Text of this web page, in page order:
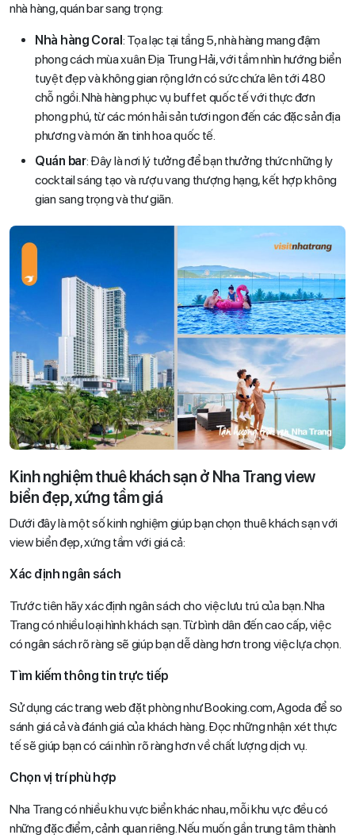
nhà hàng, quán bar sang trọng:
Nhà hàng Coral: Tọa lạc tại tầng 5, nhà hàng mang đậm
phong cách mùa xuân Địa Trung Hải, với tầm nhìn hướng biển
tuyệt đẹp và không gian rộng lớn có sức chứa lên tới 480
chỗ ngồi. Nhà hàng phục vụ buffet quốc tế với thực đơn
phong phú, từ các món hải sản tươi ngon đến các đặc sản địa
phương và món ăn tinh hoa quốc tế.
Quán bar: Đây là nơi lý tưởng để bạn thưởng thức những ly
cocktail sáng tạo và rượu vang thượng hạng, kết hợp không
gian sang trọng và thư giãn.
Kinh nghiệm thuê khách sạn ở Nha Trang view
biển đẹp, xứng tầm giá
Dưới đây là một số kinh nghiệm giúp bạn chọn thuê khách sạn với
view biển đẹp, xứng tầm với giá cả:
Xác định ngân sách
Trước tiên hãy xác định ngân sách cho việc lưu trú của bạn. Nha
Trang có nhiều loại hình khách sạn. Từ bình dân đến cao cấp, việc
có ngân sách rõ ràng sẽ giúp bạn dễ dàng hơn trong việc lựa chọn.
Tìm kiếm thông tin trực tiếp
Sử dụng các trang web đặt phòng như Booking.com, Agoda để so
sánh giá cả và đánh giá của khách hàng. Đọc những nhận xét thực
tế sẽ giúp bạn có cái nhìn rõ ràng hơn về chất lượng dịch vụ.
Chọn vị trí phù hợp
Nha Trang có nhiều khu vực biển khác nhau, mỗi khu vực đều có
những đặc điểm, cảnh quan riêng. Nếu muốn gần trung tâm thành